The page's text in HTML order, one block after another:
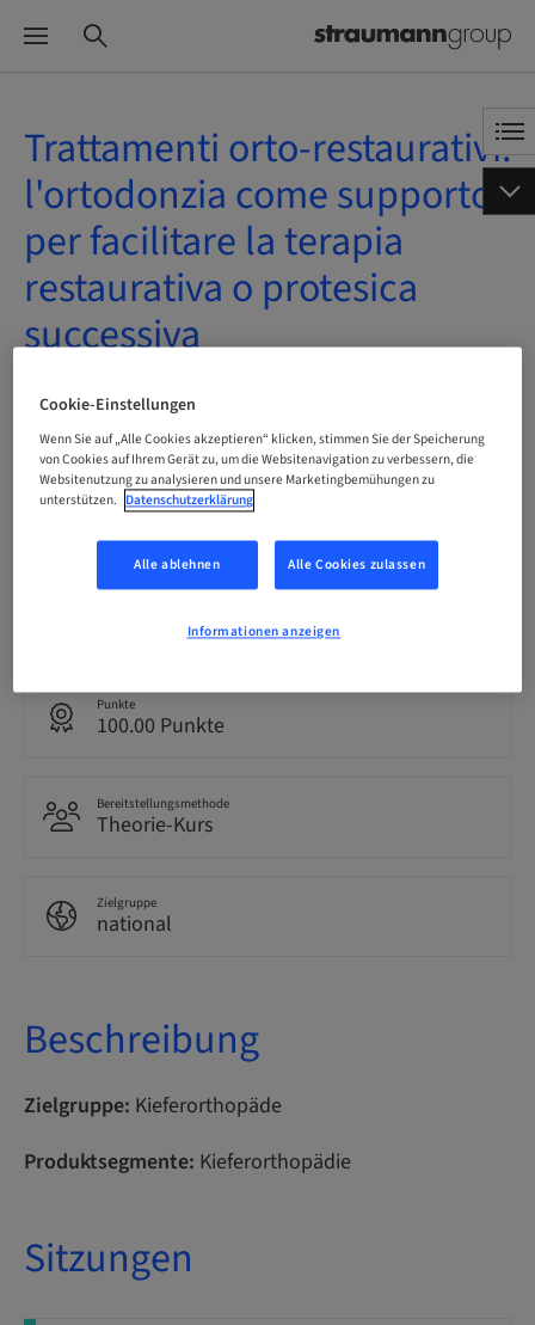
Trattamenti orto-restaurativi:
l'ortodonzia come supporto
per facilitare la terapia
restaurativa o protesica
successiva
On-Demand | Online
Status
Italienisch
Punkte
100.00 Punkte
Bereitstellungsmethode
Theorie-Kurs
Zielgruppe
national
Beschreibung
Zielgruppe: Kieferorthopäde
Produktsegmente: Kieferorthopädie
Sitzungen
Cookie-Einstellungen
Wenn Sie auf „Alle Cookies akzeptieren“ klicken, stimmen Sie der Speicherung
von Cookies auf Ihrem Gerät zu, um die Websitenavigation zu verbessern, die
Websitenutzung zu analysieren und unsere Marketingbemühungen zu
unterstützen. Datenschutzerklärung
Alle ablehnen Alle Cookies zulassen
Informationen anzeigen